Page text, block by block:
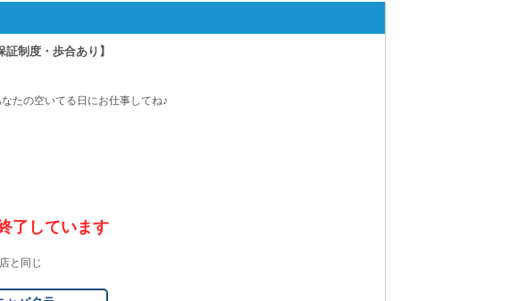
制度・歩合あり】
たの空いてる日にお仕事してね♪
了しています
と同じ